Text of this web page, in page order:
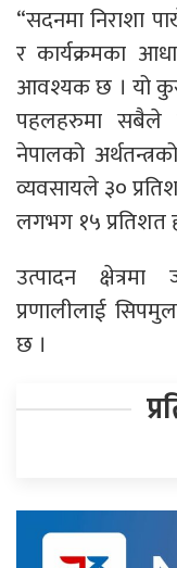
“सदनमा निराशा
र कार्यक्रमका
आवश्यक छ । यो
पहलहरुमा
नेपालको
व्यवसायले ३०
लगभग १५ प्रतिशत
उत्पादन
प्रणालीलाई
छ ।